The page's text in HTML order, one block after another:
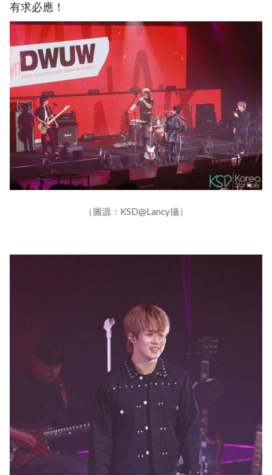
有求必應！
（圖源：KSD@Lancy攝）